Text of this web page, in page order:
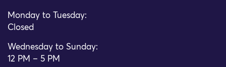
Monday to Tuesday:
Closed
Wednesday to Sunday:
12 PM – 5 PM